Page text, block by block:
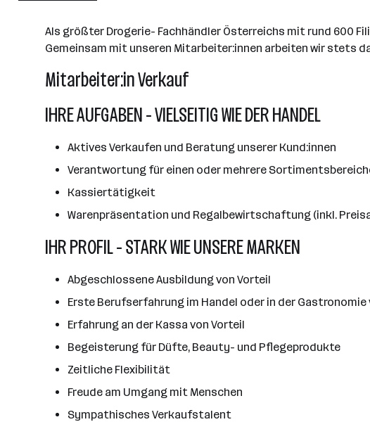
Als größter Drogerie- Fachhändler Österreichs mit rund 600
Gemeinsam mit unseren Mitarbeiter:innen arbeiten wir stets
Mitarbeiter:in Verkauf
IHRE AUFGABEN - VIELSEITIG WIE DER HANDEL
Aktives Verkaufen und Beratung unserer Kund:innen
Verantwortung für einen oder mehrere
Kassiertätigkeit
Warenpräsentation und Regalbewirtschaftung (inkl.
IHR PROFIL - STARK WIE UNSERE MARKEN
Abgeschlossene Ausbildung von Vorteil
Erste Berufserfahrung im Handel oder in der Gastronomie
Erfahrung an der Kassa von Vorteil
Begeisterung für Düfte, Beauty- und Pflegeprodukte
Zeitliche Flexibilität
Freude am Umgang mit Menschen
Sympathisches Verkaufstalent